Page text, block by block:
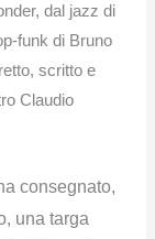
dal jazz di
funk di Bruno
scritto e
Claudio
consegnato,
una targa